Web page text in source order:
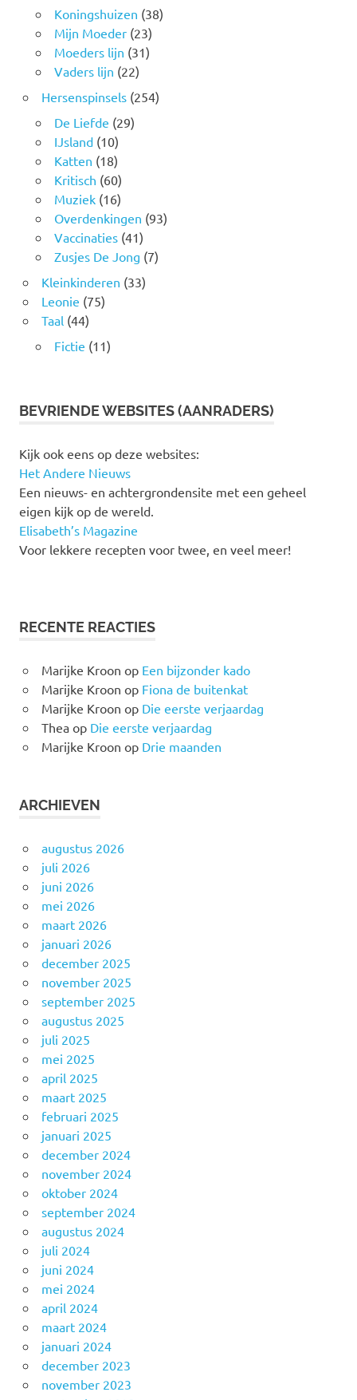
Koningshuizen (38)
Mijn Moeder(23)
Moeders lijn (31)
Vaders lijn (22)
Hersenspinsels(254)
De Liefde (29)
IJsland(10)
Katten (18)
Kritisch (60)
Muziek(16)
Overdenkingen (93)
Vaccinaties(41)
Zusjes De Jong (7)
Kleinkinderen (33)
Leonie (75)
Taal (44)
Fictie (11)
BEVRIENDE WEBSITES (AANRADERS)
Kijk ook eens op deze websites:
Het Andere Nieuws
Een nieuws- en achtergrondensite met een geheel
eigen kijk op de wereld.
Elisabeth’s Magazine
Voor lekkere recepten voor twee, en veel meer!
RECENTE REACTIES
Marijke Kroon op Een bijzonder kado
Marijke Kroon op Fiona de buitenkat
Marijke Kroon op Die eerste verjaardag
Theaop Die eerste verjaardag
Marijke Kroon op Drie maanden
ARCHIEVEN
augustus 2026
juli 2026
juni 2026
mei 2026
maart 2026
januari 2026
december 2025
november 2025
september 2025
augustus 2025
juli 2025
mei 2025
april 2025
maart 2025
februari 2025
januari 2025
december 2024
november 2024
oktober 2024
september 2024
augustus 2024
juli 2024
juni 2024
mei 2024
april 2024
maart 2024
januari 2024
december 2023
november 2023